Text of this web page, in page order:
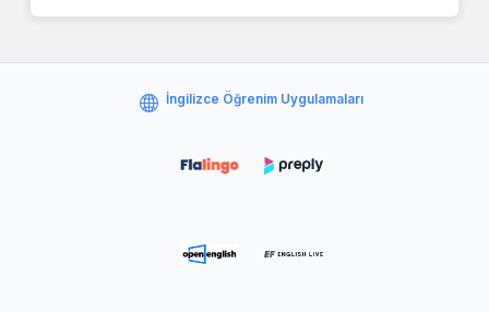
İngilizce Öğrenim Uygulamaları